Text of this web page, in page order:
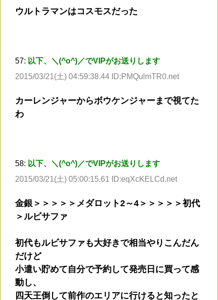
ウルトラマンはコスモスだった
57: 以下、＼(^o^)／でVIPがお送りします
2015/03/21(土) 04:59:38.44 ID:PMQulmTR0.net
カーレンジャーからボウケンジャーまで視てた
わ
58: 以下、＼(^o^)／でVIPがお送りします
2015/03/21(土) 05:00:15.61 ID:eqXcKELCd.net
金銀＞＞＞＞＞メダロット2～4＞＞＞＞＞初代
＞ルビサファ
初代もルビサファも大好きで相当やりこんだん
だけど
小遣い貯めて自分で予約して発売日に買って感
動し、
四天王倒して前作のエリアに行けると知ったと